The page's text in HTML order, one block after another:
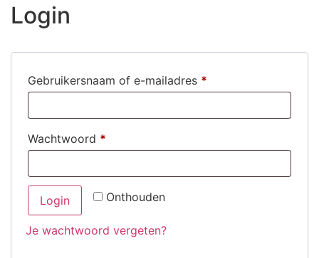
Login
Gebruikersnaam of e-mailadres *
Wachtwoord *
Onthouden
Login
Je wachtwoord vergeten?